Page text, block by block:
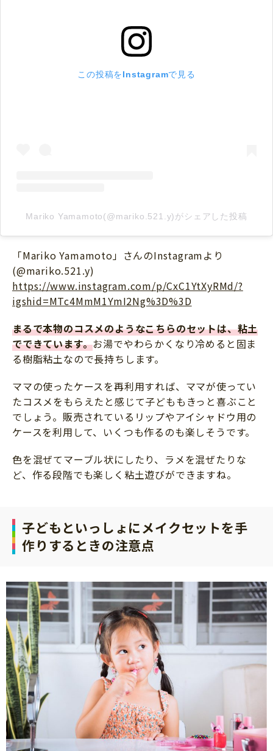
この投稿をInstagramで見る
Mariko Yamamoto(@mariko.521.y)がシェアした投稿
「Mariko Yamamoto」さんのInstagramより
(@mariko.521.y)
https://www.instagram.com/p/CxC1YtXyRMd/?
igshid=MTc4MmM1YmI2Ng%3D%3D
まるで本物のコスメのようなこちらのセットは、粘土
でできています。お湯でやわらかくなり冷めると固ま
る樹脂粘土なので長持ちします。
ママの使ったケースを再利用すれば、ママが使ってい
たコスメをもらえたと感じて子どももきっと喜ぶこと
でしょう。販売されているリップやアイシャドウ用の
ケースを利用して、いくつも作るのも楽しそうです。
色を混ぜてマーブル状にしたり、ラメを混ぜたりな
ど、作る段階でも楽しく粘土遊びができますね。
子どもといっしょにメイクセットを手
作りするときの注意点